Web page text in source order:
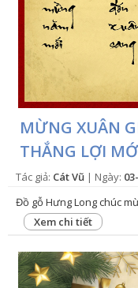
MỪNG XUÂN
THẮNG LỢI
Tác giả: Cát Vũ | Ngày:
Đồ gỗ Hưng Long chúc
Xem chi tiết